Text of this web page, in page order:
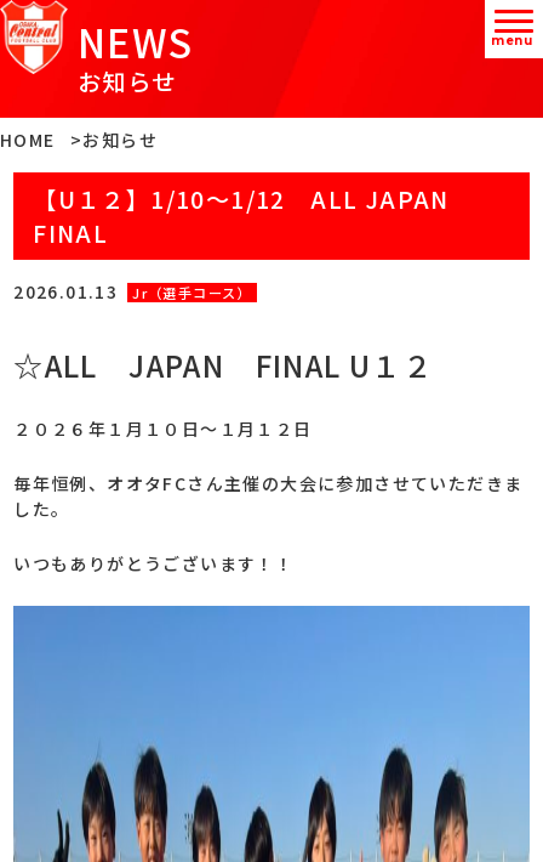
NEWS
お知らせ
HOME お知らせ
【U１２】1/10～1/12 ALL JAPAN
FINAL
2026.01.13 Jr（選手コース）
☆ALL JAPAN FINAL U１２
２０２６年１月１０日～１月１２日
毎年恒例、オオタFCさん主催の大会に参加させていただきま
した。
いつもありがとうございます！！
menu